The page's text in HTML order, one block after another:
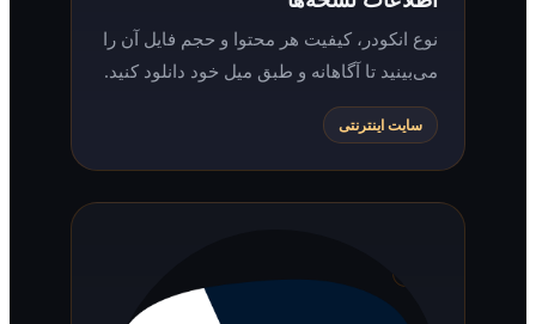
نوع انکودر، کیفیت هر محتوا و حجم فایل آن را
می‌بینید تا آگاهانه و طبق میل خود دانلود کنید.
سایت اینترنتی